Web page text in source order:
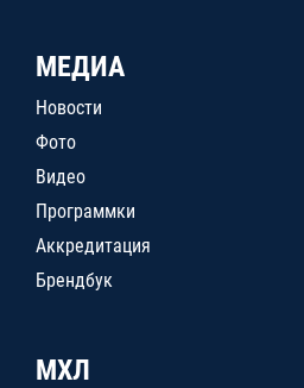
МЕДИА
Новости
Фото
Видео
Программки
Аккредитация
Брендбук
МХЛ